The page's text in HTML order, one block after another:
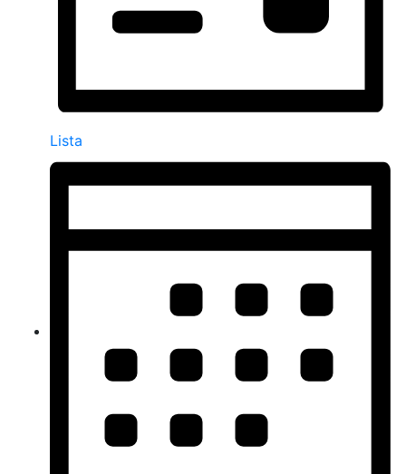
Lista